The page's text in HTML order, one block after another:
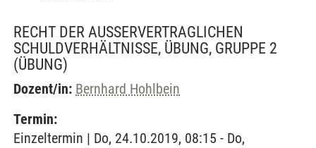
RECHT DER AUSSERVERTRAGLICHEN S
CHULDVERHÄLTNISSE, ÜBUNG, GRUPPE 2
(ÜBUNG)
Dozent/in: Bernhard Hohlbein
Termin:
Einzeltermin | Do, 24.10.2019, 08:15 - Do,